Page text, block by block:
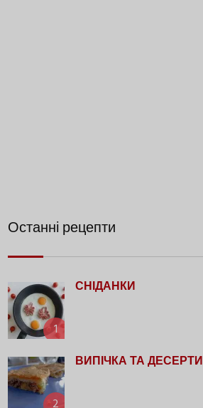
Останні рецепти
1
СНІДАНКИ
ВИПІЧКА ТА ДЕСЕРТИ